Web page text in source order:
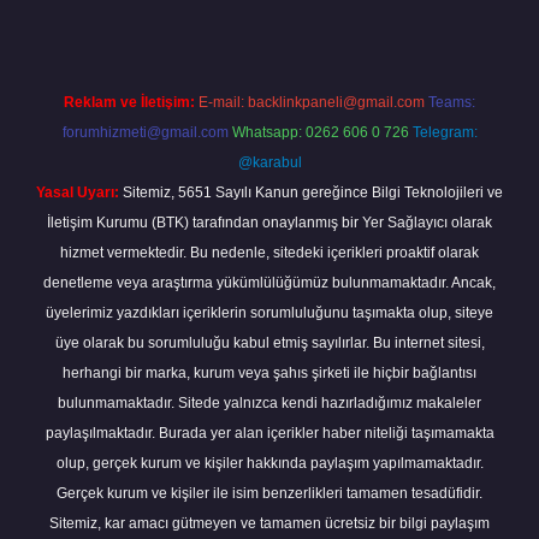
Reklam ve İletişim: E-mail: backlinkpaneli@gmail.com Teams:
forumhizmeti@gmail.com Whatsapp: 0262 606 0 726 Telegram:
@karabul
Yasal Uyarı: Sitemiz, 5651 Sayılı Kanun gereğince Bilgi Teknolojileri ve
İletişim Kurumu (BTK) tarafından onaylanmış bir Yer Sağlayıcı olarak
hizmet vermektedir. Bu nedenle, sitedeki içerikleri proaktif olarak
denetleme veya araştırma yükümlülüğümüz bulunmamaktadır. Ancak,
üyelerimiz yazdıkları içeriklerin sorumluluğunu taşımakta olup, siteye
üye olarak bu sorumluluğu kabul etmiş sayılırlar. Bu internet sitesi,
herhangi bir marka, kurum veya şahıs şirketi ile hiçbir bağlantısı
bulunmamaktadır. Sitede yalnızca kendi hazırladığımız makaleler
paylaşılmaktadır. Burada yer alan içerikler haber niteliği taşımamakta
olup, gerçek kurum ve kişiler hakkında paylaşım yapılmamaktadır.
Gerçek kurum ve kişiler ile isim benzerlikleri tamamen tesadüfidir.
Sitemiz, kar amacı gütmeyen ve tamamen ücretsiz bir bilgi paylaşım